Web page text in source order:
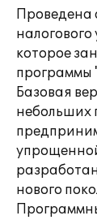
Проведена
которое
программы
Базовая
небольших
нового